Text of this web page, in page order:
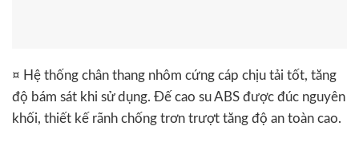
¤ Hệ thống chân thang nhôm cứng cáp chịu tải tốt, tăng
độ bám sát khi sử dụng. Đế cao su ABS được đúc nguyên
khối, thiết kế rãnh chống trơn trượt tăng độ an toàn cao.